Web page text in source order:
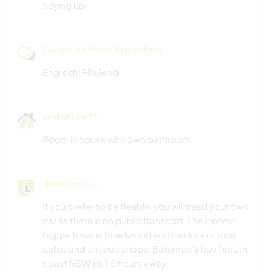
tidying up
Gesprochene Sprachen
Englisch: Fließend
Unterkunft
Room in house with own bathroom.
Was noch ...
If you prefer to be flexible, you will need your own
car as there is no public transport. The closest
bigger town is Braidwood and has lots of nice
cafes and antique shops. Bateman's bay ( south
coast NSW ) is 1.5 hours away.